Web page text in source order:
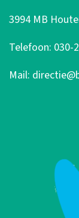
3994 MB
Telefoon: 030-
Mail: